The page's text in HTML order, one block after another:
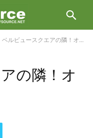
ベルビュースクエアの隣！オ...
の隣！オ